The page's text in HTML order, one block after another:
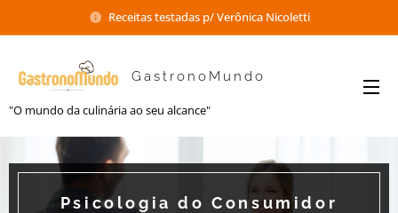
Receitas testadas p/ Verônica Nicoletti
GastronoMundo
"O mundo da culinária ao seu alcance"
Psicologia do Consumidor